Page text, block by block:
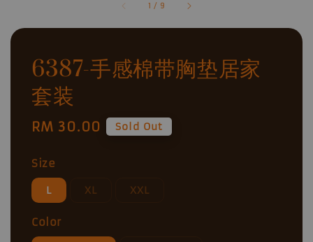
1 / 9
6387-手感棉带胸垫居家
套装
Regular
RM 30.00 Sold Out
Size
L XL XXL
Color